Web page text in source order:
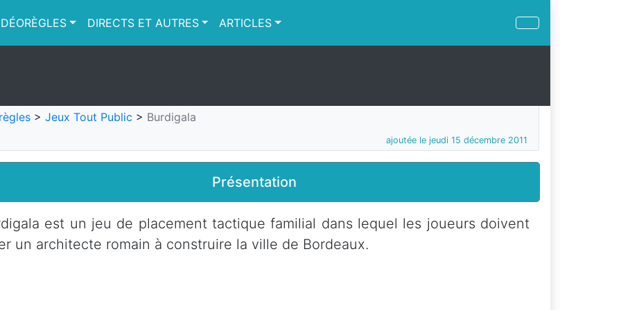
DIRECTS ET AUTRES ARTICLES
> Jeux Tout Public > Burdigala
ajoutée le jeudi 15 décembre 2011
Présentation
est un jeu de placement tactique familial dans lequel les joueurs doivent
un architecte romain à construire la ville de Bordeaux.